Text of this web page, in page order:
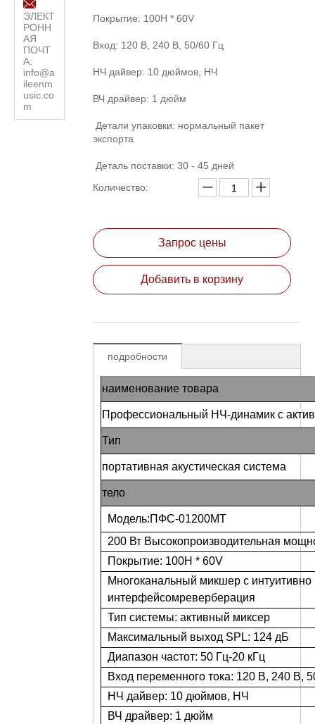
ЭЛЕКТ
РОНН
АЯ
ПОЧТ
А:
info@a
ileenm
usic.co
m
Покрытие: 100H * 60V
Вход: 120 В, 240 В, 50/60 Гц
НЧ дайвер: 10 дюймов, НЧ
ВЧ драйвер: 1 дюйм
Детали упаковки: нормальный пакет
экспорта
Деталь поставки: 30 - 45 дней
Количество:
Запрос цены
Добавить в корзину
подробности
наименование товара
Профессиональный НЧ-динамик с
Тип
портативная акустическая система
тело
Модель:ПФС-01200MT
200 Вт Высокопроизводительная
Покрытие: 100H * 60V
Многоканальный микшер с
интерфейсомреверберация
Тип системы: активный миксер
Максимальный выход SPL: 124 дБ
Диапазон частот: 50 Гц-20 кГц
Вход переменного тока: 120 В, 240 В,
НЧ дайвер: 10 дюймов, НЧ
ВЧ драйвер: 1 дюйм